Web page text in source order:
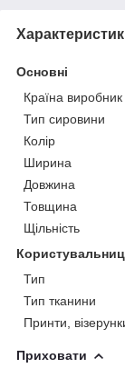
Основні
Країна виробник
Тип сировини
Колір
Ширина
Довжина
Товщина
Щільність
Тип
Тип тканини
Принти,
Приховати